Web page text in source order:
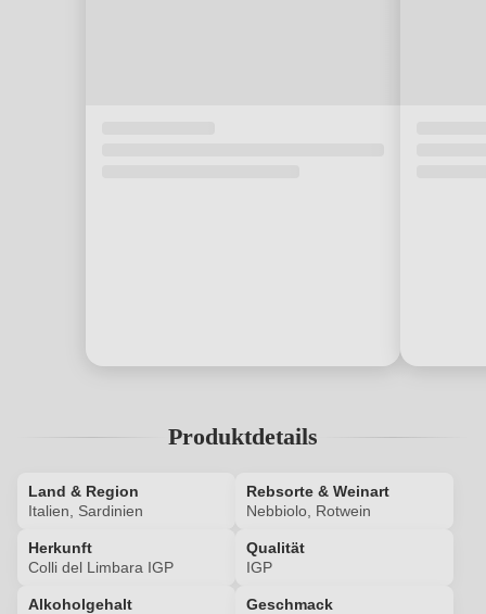
Produktdetails
Land & Region
Italien, Sardinien
Rebsorte & Weinart
Nebbiolo, Rotwein
Herkunft
Colli del Limbara IGP
Qualität
IGP
Alkoholgehalt
Geschmack